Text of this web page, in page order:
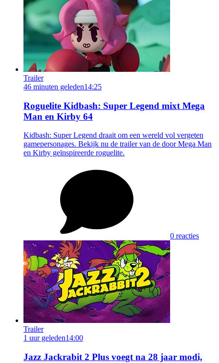
Trailer
46 minuten geleden14:25
Roguelite Kidbash: Super Legend mixt Mega
Man en Kirby 64
Kidbash: Super Legend draait om een wereld vol vergeten
gamepersonages. Bekijk nu de trailer van de door Mega Man
en Kirby geïnspireerde roguelite.
0 reacties
Trailer
1 uur geleden14:00
Jazz Jackrabit 2 Plus voegt na 28 jaar modi,